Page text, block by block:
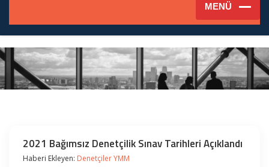
2021 Bağımsız Denetçilik Sınav Tarihleri Açıklandı
Haberi Ekleyen: Denetçiler YMM